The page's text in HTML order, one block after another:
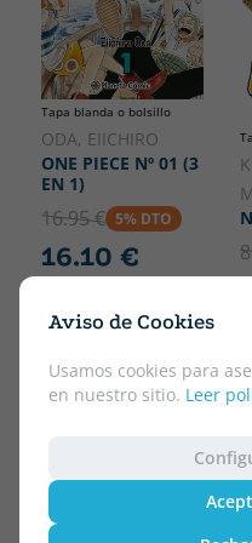
Aviso de Cookies
Usamos cookies para
en nuestro sitio. Leer
Tapa blanda o bolsillo
ODA, EIICHIRO
ONE PIECE Nº 01 (3
EN 1)
16.95 € 5% DTO
16.10 €